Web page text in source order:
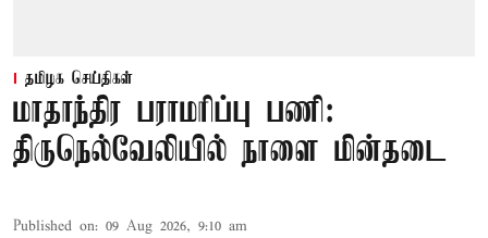
தமிழக செய்திகள்
மாதாந்திர பராமரிப்பு பணி:
திருநெல்வேலியில் நாளை மின்தடை
Published on: 09 Aug 2026, 9:10 am